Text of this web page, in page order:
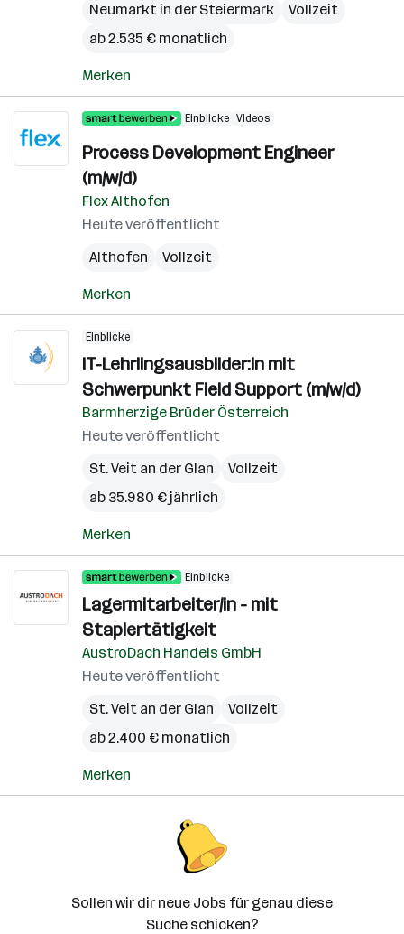
Neumarkt in der Steiermark
Vollzeit
ab 2.535 € monatlich
Merken
Einblicke Videos
Process Development Engineer
(m/w/d)
Flex Althofen
Heute veröffentlicht
Althofen
Vollzeit
Merken
Einblicke
IT-Lehrlingsausbilder:in mit
Schwerpunkt Field Support (m/w/d)
Barmherzige Brüder Österreich
Heute veröffentlicht
St. Veit an der Glan
Vollzeit
ab 35.980 € jährlich
Merken
Einblicke
Lagermitarbeiter/in - mit
Staplertätigkeit
AustroDach Handels GmbH
Heute veröffentlicht
St. Veit an der Glan
Vollzeit
ab 2.400 € monatlich
Merken
Sollen wir dir neue Jobs für genau diese
Suche schicken?